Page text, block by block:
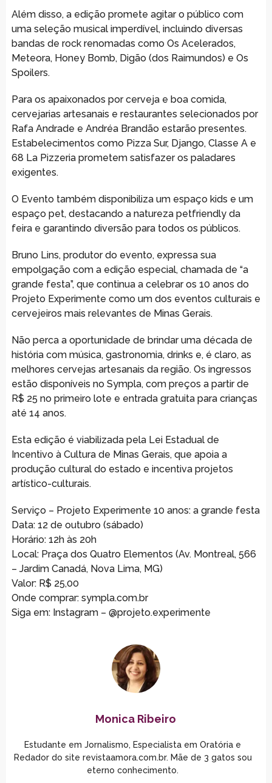
Além disso, a edição promete agitar o público com
uma seleção musical imperdível, incluindo diversas
bandas de rock renomadas como Os Acelerados,
Meteora, Honey Bomb, Digão (dos Raimundos) e Os
Spoilers.
Para os apaixonados por cerveja e boa comida,
cervejarias artesanais e restaurantes selecionados por
Rafa Andrade e Andréa Brandão estarão presentes.
Estabelecimentos como Pizza Sur, Django, Classe A e
68 La Pizzeria prometem satisfazer os paladares
exigentes.
O Evento também disponibiliza um espaço kids e um
espaço pet, destacando a natureza petfriendly da
feira e garantindo diversão para todos os públicos.
Bruno Lins, produtor do evento, expressa sua
empolgação com a edição especial, chamada de “a
grande festa”, que continua a celebrar os 10 anos do
Projeto Experimente como um dos eventos culturais e
cervejeiros mais relevantes de Minas Gerais.
Não perca a oportunidade de brindar uma década de
história com música, gastronomia, drinks e, é claro, as
melhores cervejas artesanais da região. Os ingressos
estão disponíveis no Sympla, com preços a partir de
R$ 25 no primeiro lote e entrada gratuita para crianças
até 14 anos.
Esta edição é viabilizada pela Lei Estadual de
Incentivo à Cultura de Minas Gerais, que apoia a
produção cultural do estado e incentiva projetos
artístico-culturais.
Serviço – Projeto Experimente 10 anos: a grande festa
Data: 12 de outubro (sábado)
Horário: 12h às 20h
Local: Praça dos Quatro Elementos (Av. Montreal, 566
– Jardim Canadá, Nova Lima, MG)
Valor: R$ 25,00
Onde comprar: sympla.com.br
Siga em: Instagram – @projeto.experimente
Monica Ribeiro
Estudante em Jornalismo, Especialista em Oratória e
Redador do site revistaamora.com.br. Mãe de 3 gatos sou
eterno conhecimento.